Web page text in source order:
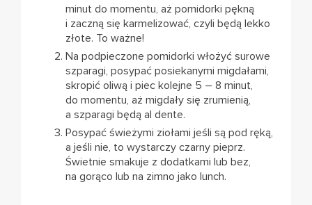
minut do momentu, aż pomidorki pękną
i zaczną się karmelizować, czyli będą lekko
złote. To ważne!
Na podpieczone pomidorki włożyć surowe
szparagi, posypać posiekanymi migdałami,
skropić oliwą i piec kolejne 5 – 8 minut,
do momentu, aż migdały się zrumienią,
a szparagi będą al dente.
Posypać świeżymi ziołami jeśli są pod ręką,
a jeśli nie, to wystarczy czarny pieprz.
Świetnie smakuje z dodatkami lub bez,
na gorąco lub na zimno jako lunch.